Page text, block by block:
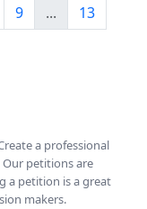
9 ...
13
a professional
petitions are
a petition is a great
makers.